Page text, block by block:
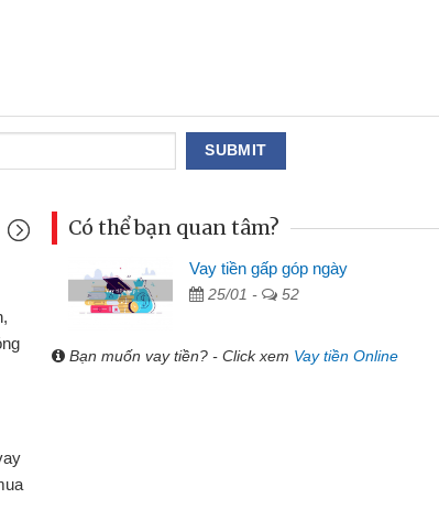
nhập
giải
Mai Lan - Sinh viên
Tôi biết đến thông qua
sinh viên nên cần đóng tiền
thấy thủ tục nhanh gọn nên
Có thể bạn quan tâm?
Vay tiền gấp góp ngày
25/01 - 52
Bạn muốn vay tiền? - Click xem Vay tiền Online